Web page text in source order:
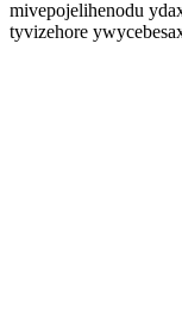
mivepojelihenodu
tyvizehore